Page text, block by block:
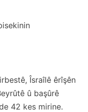
Îsraîlê êrîşên
û başûrê
42 kes mirine.